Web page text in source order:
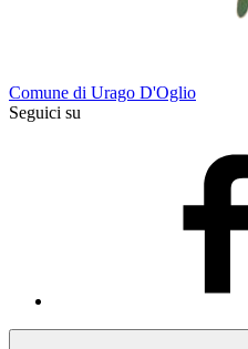
Comune di Urago D'Oglio
Seguici su